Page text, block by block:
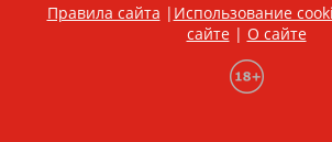
Правила сайта | Использование
сайте| О сайте